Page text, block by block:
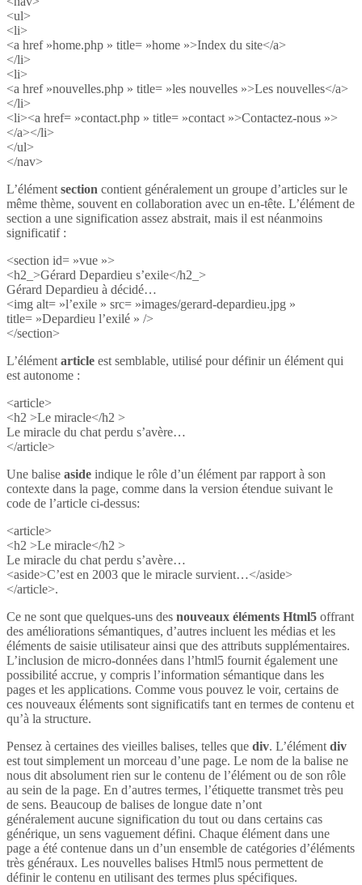
<ul>
<li>
<a href »home.php » title= »home »>Index du site</a>
</li>
<li>
<a href »nouvelles.php » title= »les nouvelles »>Les nouvelles</a>
</li>
<li><a href= »contact.php » title= »contact »>Contactez-nous »>
</a></li>
</ul>
</nav>
L’élément section contient généralement un groupe d’articles sur le
même thème, souvent en collaboration avec un en-tête. L’élément de
section a une signification assez abstrait, mais il est néanmoins
significatif :
<section id= »vue »>
<h2_>Gérard Depardieu s’exile</h2_>
Gérard Depardieu à décidé…
<img alt= »l’exile » src= »images/gerard-depardieu.jpg »
title= »Depardieu l’exilé » />
</section>
L’élément article est semblable, utilisé pour définir un élément qui
est autonome :
<article>
<h2 >Le miracle</h2 >
Le miracle du chat perdu s’avère…
</article>
Une balise aside indique le rôle d’un élément par rapport à son
contexte dans la page, comme dans la version étendue suivant le
code de l’article ci-dessus:
<article>
<h2 >Le miracle</h2 >
Le miracle du chat perdu s’avère…
<aside>C’est en 2003 que le miracle survient…</aside>
</article>.
Ce ne sont que quelques-uns des nouveaux éléments Html5 offrant
des améliorations sémantiques, d’autres incluent les médias et les
éléments de saisie utilisateur ainsi que des attributs supplémentaires.
L’inclusion de micro-données dans l’html5 fournit également une
possibilité accrue, y compris l’information sémantique dans les
pages et les applications. Comme vous pouvez le voir, certains de
ces nouveaux éléments sont significatifs tant en termes de contenu et
qu’à la structure.
Pensez à certaines des vieilles balises, telles que div. L’élément div
est tout simplement un morceau d’une page. Le nom de la balise ne
nous dit absolument rien sur le contenu de l’élément ou de son rôle
au sein de la page. En d’autres termes, l’étiquette transmet très peu
de sens. Beaucoup de balises de longue date n’ont
généralement aucune signification du tout ou dans certains cas
générique, un sens vaguement défini. Chaque élément dans une
page a été contenue dans un d’un ensemble de catégories d’éléments
très généraux. Les nouvelles balises Html5 nous permettent de
définir le contenu en utilisant des termes plus spécifiques.